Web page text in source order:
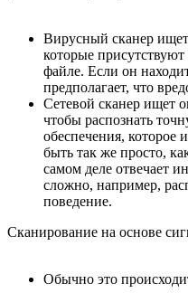
Вирусный сканер
которые
файле. Если он
предполагает, что
Сетевой сканер ищет
чтобы распознать
обеспечения, которое
быть так же просто,
самом деле отвечает
сложно, например,
поведение.
Сканирование на основе
Обычно это